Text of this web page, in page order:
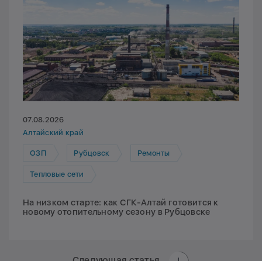
07.08.2026
Алтайский край
ОЗП Рубцовск Ремонты
Тепловые сети
На низком старте: как СГК-Алтай готовится к
новому отопительному сезону в Рубцовске